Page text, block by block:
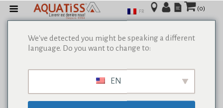
(0)
FR
We've detected you might be speaking a different
language. Do you want to change to:
EN